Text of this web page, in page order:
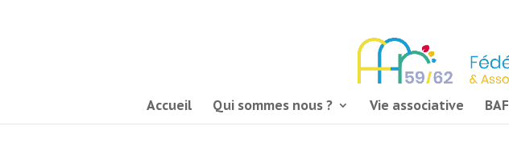
Accueil Qui sommes nous ? Vie associative